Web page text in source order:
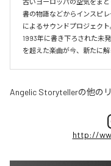
書の物語などからインスピ
によるサウンドプロジェクト
1993年に書き下ろされた未
を超えた楽曲が今、新たに解
Angelic Storytellerの他の
http://